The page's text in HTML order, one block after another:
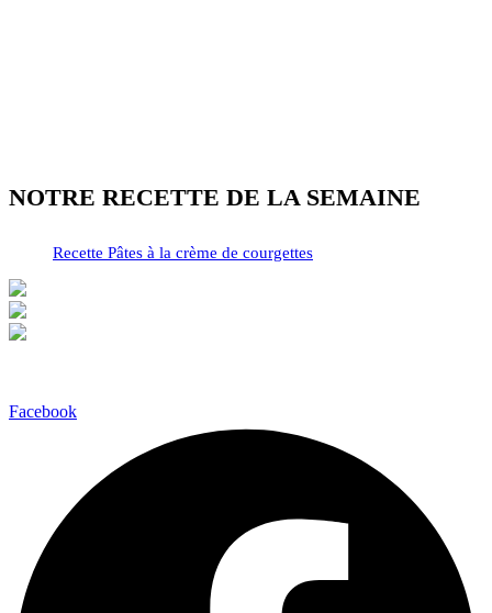
NOTRE RECETTE DE LA SEMAINE
Recette Pâtes à la crème de courgettes
Facebook